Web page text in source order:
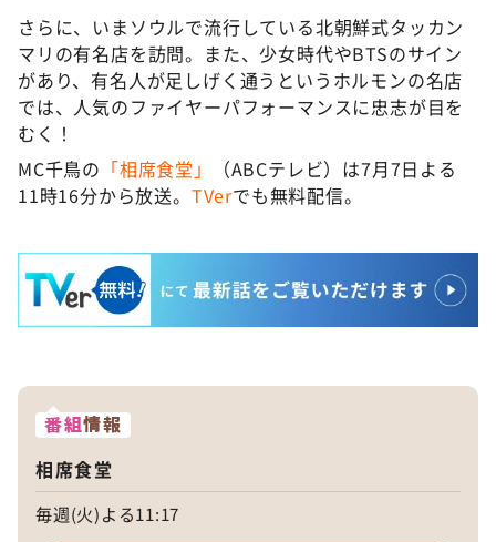
さらに、いまソウルで流行している北朝鮮式タッカン
マリの有名店を訪問。また、少女時代やBTSのサイン
があり、有名人が足しげく通うというホルモンの名店
では、人気のファイヤーパフォーマンスに忠志が目を
むく！
MC千鳥の 「相席食堂」
（ABCテレビ）は7月7日よる
11時16分から放送。 TVerでも無料配信。
番組情報
相席食堂
毎週(火)よる11:17